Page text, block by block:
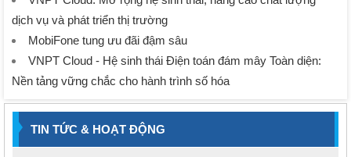
dịch vụ và phát triển thị trường
MobiFone tung ưu đãi đậm sâu
VNPT Cloud - Hệ sinh thái Điện toán đám mây Toàn diện:
Nền tảng vững chắc cho hành trình số hóa
TIN TỨC & HOẠT ĐỘNG